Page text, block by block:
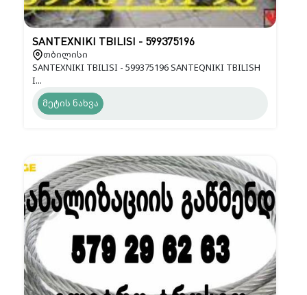
SANTEXNIKI TBILISI - 599375196
თბილისი
SANTEXNIKI TBILISI - 599375196 SANTEQNIKI TBILISH
I...
მეტის ნახვა